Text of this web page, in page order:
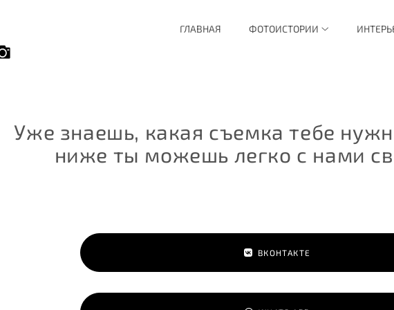
ГЛАВНАЯ ФОТОИСТОРИИ
Уже знаешь, какая съемка тебе
ниже ты можешь легко с нами
ВКОНТАКТЕ